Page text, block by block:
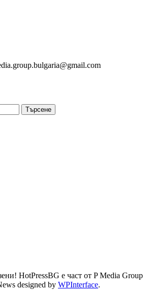
HotPressBG е част от P Media Group
designed by WPInterface.